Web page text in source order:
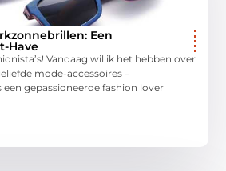
Een
Have
Vandaag wil ik het hebben over
mode-accessoires –
gepassioneerde fashion lover